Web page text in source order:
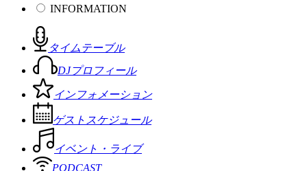
INFORMATION
タイムテーブル
DJプロフィール
インフォメーション
ゲストスケジュール
イベント・ライブ
PODCAST